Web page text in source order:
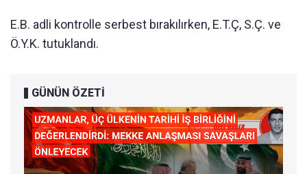
E.B. adli kontrolle serbest bırakılırken, E.T.Ç, S.Ç. ve
Ö.Y.K. tutuklandı.
GÜNÜN ÖZETİ